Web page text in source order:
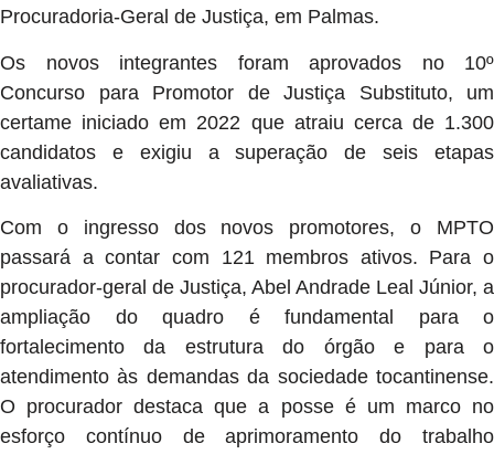
Procuradoria-Geral de Justiça, em Palmas.
Os novos integrantes foram aprovados no 10º
Concurso para Promotor de Justiça Substituto, um
certame iniciado em 2022 que atraiu cerca de 1.300
candidatos e exigiu a superação de seis etapas
avaliativas.
Com o ingresso dos novos promotores, o MPTO
passará a contar com 121 membros ativos. Para o
procurador-geral de Justiça, Abel Andrade Leal Júnior, a
ampliação do quadro é fundamental para o
fortalecimento da estrutura do órgão e para o
atendimento às demandas da sociedade tocantinense.
O procurador destaca que a posse é um marco no
esforço contínuo de aprimoramento do trabalho